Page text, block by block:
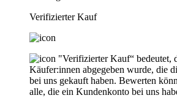
Verifizierter Kauf
"Verifizierter Kauf“ bedeutet,
Käufer:innen abgegeben wurde, die
bei uns gekauft haben. Bewerten
alle, die ein Kundenkonto bei uns